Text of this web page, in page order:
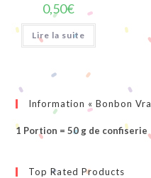
0,50€
Lire la suite
Information « Bonbon
1 Portion = 50 g de confiserie
Top Rated Products